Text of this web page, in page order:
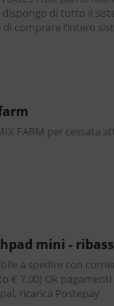
FARM per cessata
mini -
a spedire con
€ 7,00) Ok
ricarica Postepay